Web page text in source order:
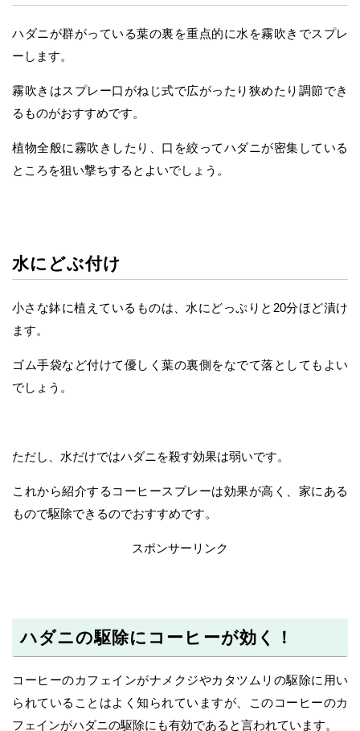
ハダニが群がっている葉の裏を重点的に水を霧吹きでスプレ
ーします。
霧吹きはスプレー口がねじ式で広がったり狭めたり調節でき
るものがおすすめです。
植物全般に霧吹きしたり、口を絞ってハダニが密集している
ところを狙い撃ちするとよいでしょう。
水にどぶ付け
小さな鉢に植えているものは、水にどっぷりと20分ほど漬け
ます。
ゴム手袋など付けて優しく葉の裏側をなでて落としてもよい
でしょう。
ただし、水だけではハダニを殺す効果は弱いです。
これから紹介するコーヒースプレーは効果が高く、家にある
もので駆除できるのでおすすめです。
スポンサーリンク
ハダニの駆除にコーヒーが効く！
コーヒーのカフェインがナメクジやカタツムリの駆除に用い
られていることはよく知られていますが、このコーヒーのカ
フェインがハダニの駆除にも有効であると言われています。